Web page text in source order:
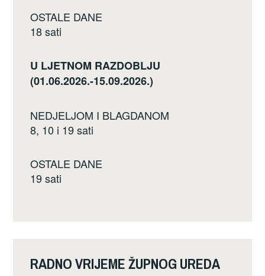
OSTALE DANE
18 sati
U LJETNOM RAZDOBLJU
(01.06.2026.-15.09.2026.)
NEDJELJOM I BLAGDANOM
8, 10 i 19 sati
OSTALE DANE
19 sati
RADNO VRIJEME ŽUPNOG UREDA